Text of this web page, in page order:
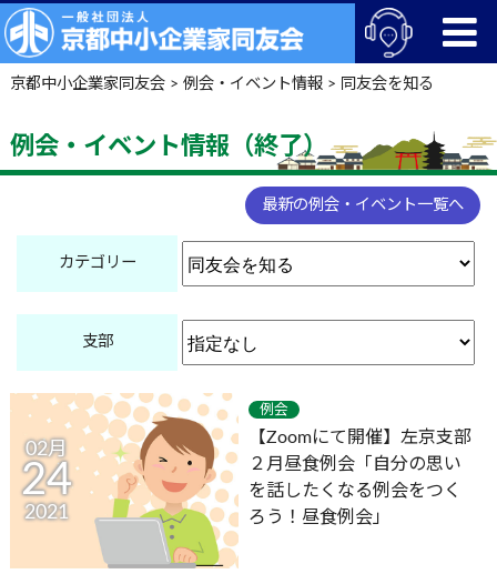
京都中小企業家同友会> 例会・イベント情報> 同友会を知る
例会・イベント情報（終了）
最新の例会・イベント一覧へ
カテゴリー
支部
02月
24
2021
例会
【Zoomにて開催】左京支部
２月昼食例会「自分の思い
を話したくなる例会をつく
ろう！昼食例会」